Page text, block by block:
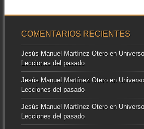
COMENTARIOS RECIENTES
Jesús Manuel Martínez Oteroen
Lecciones del pasado
Jesús Manuel Martínez Oteroen
Lecciones del pasado
Jesús Manuel Martínez Oteroen
Lecciones del pasado